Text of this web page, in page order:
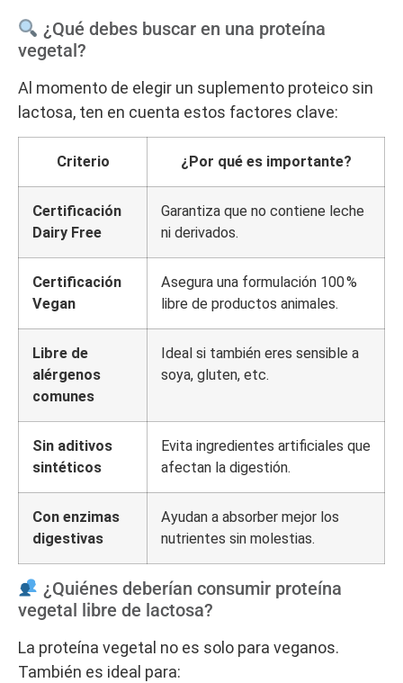
¿Qué debes buscar en una proteína
vegetal?
Al momento de elegir un suplemento proteico sin
lactosa, ten en cuenta estos factores clave:
Criterio ¿Por qué es importante?
Certificación
Dairy Free
Garantiza que no contiene leche
ni derivados.
Certificación
Vegan
Asegura una formulación 100 %
libre de productos animales.
Libre de
alérgenos
comunes
Ideal si también eres sensible a
soya, gluten, etc.
Sin aditivos
sintéticos
Evita ingredientes artificiales que
afectan la digestión.
Con enzimas
digestivas
Ayudan a absorber mejor los
nutrientes sin molestias.
¿Quiénes deberían consumir proteína
vegetal libre de lactosa?
La proteína vegetal no es solo para veganos.
También es ideal para: